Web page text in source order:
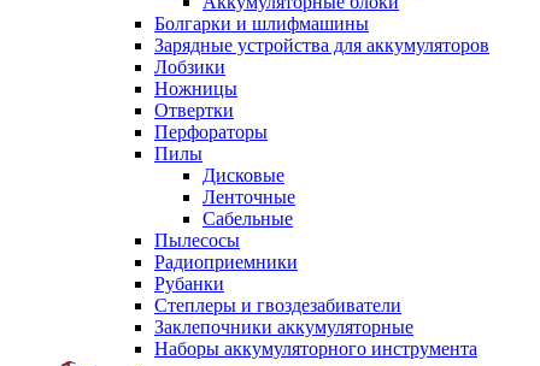
Болгарки и шлифмашины
Зарядные устройства для аккумуляторов
Лобзики
Ножницы
Отвертки
Перфораторы
Пилы
Дисковые
Ленточные
Сабельные
Пылесосы
Радиоприемники
Рубанки
Степлеры и гвоздезабиватели
Заклепочники аккумуляторные
Наборы аккумуляторного инструмента